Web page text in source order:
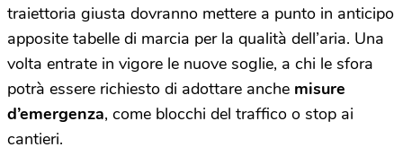
traiettoria giusta dovranno mettere a punto in anticipo
apposite tabelle di marcia per la qualità dell’aria. Una
volta entrate in vigore le nuove soglie, a chi le sfora
potrà essere richiesto di adottare anche misure
d’emergenza, come blocchi del traffico o stop ai
cantieri.